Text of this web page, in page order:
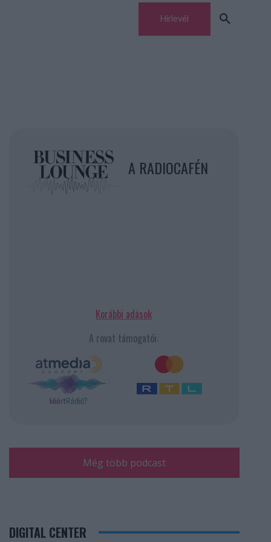
Hírlevél
A RADIOCAFÉN
Korábbi adások
A rovat támogatói:
Még több podcast
DIGITAL CENTER